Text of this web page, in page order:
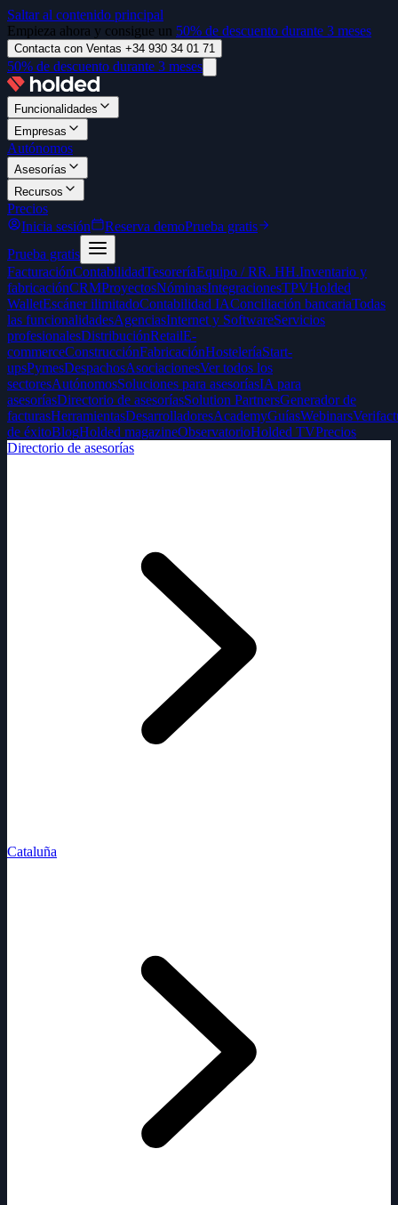
Saltar al contenido principal
Empieza ahora y consigue un 50% de descuento durante 3 meses
Contacta con Ventas +34 930 34 01 71
50% de descuento durante 3 meses
Funcionalidades
Empresas
Autónomos
Asesorías
Recursos
Precios
Inicia sesión
Reserva demoPrueba gratis
Prueba gratis
FacturaciónContabilidadTesoreríaEquipo / RR. HH.Inventario y
fabricaciónCRMProyectosNóminasIntegracionesTPVHolded
WalletEscáner ilimitadoContabilidad IAConciliación bancariaTodas
las funcionalidadesAgenciasInternet y SoftwareServicios
profesionalesDistribuciónRetailE-
commerceConstrucciónFabricaciónHosteleríaStart-
upsPymesDespachosAsociacionesVer todos los
sectoresAutónomosSoluciones para asesoríasIA para
asesoríasDirectorio de asesoríasSolution PartnersGenerador de
facturasHerramientasDesarrolladoresAcademyGuíasWebinars
de éxitoBlogHolded magazineObservatorioHolded TVPrecios
Directorio de asesorías
Cataluña